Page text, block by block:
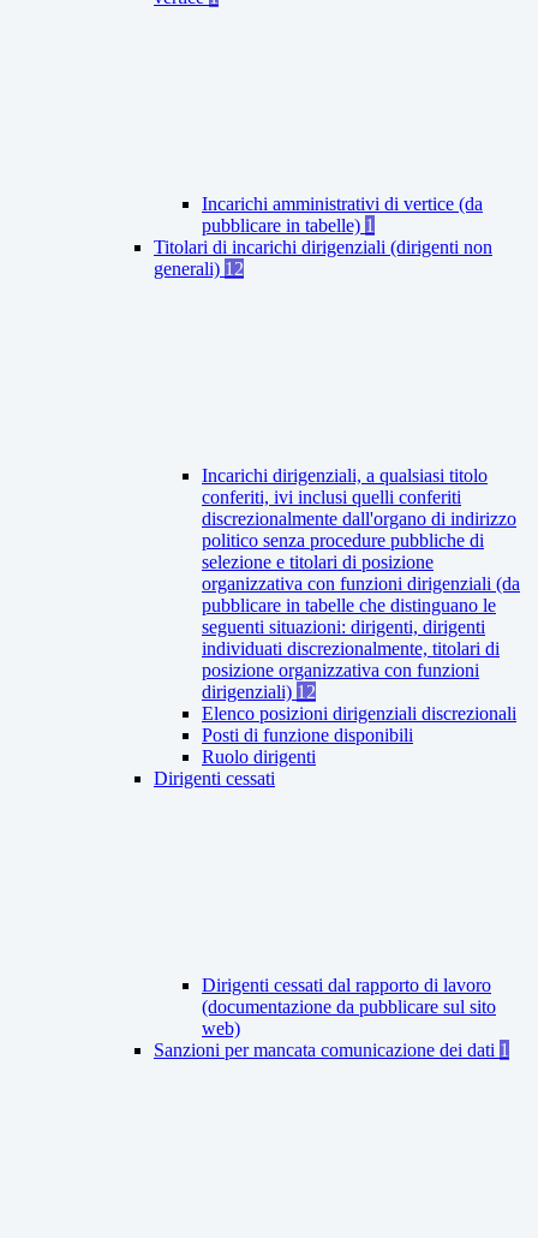
Incarichi amministrativi di vertice (da
pubblicare in tabelle) 1
Titolari di incarichi dirigenziali (dirigenti non
generali) 12
Incarichi dirigenziali, a qualsiasi titolo
conferiti, ivi inclusi quelli conferiti
discrezionalmente dall'organo di indirizzo
politico senza procedure pubbliche di
selezione e titolari di posizione
organizzativa con funzioni dirigenziali (da
pubblicare in tabelle che distinguano le
seguenti situazioni: dirigenti, dirigenti
individuati discrezionalmente, titolari di
posizione organizzativa con funzioni
dirigenziali) 12
Elenco posizioni dirigenziali discrezionali
Posti di funzione disponibili
Ruolo dirigenti
Dirigenti cessati
Dirigenti cessati dal rapporto di lavoro
(documentazione da pubblicare sul sito
web)
Sanzioni per mancata comunicazione dei dati 1